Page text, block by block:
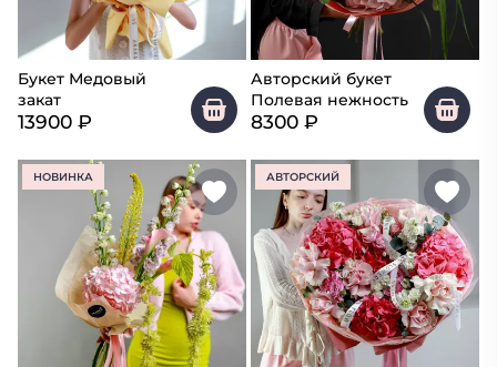
Букет Медовый
закат
13900 ₽
Авторский букет
Полевая нежность
8300 ₽
НОВИНКА АВТОРСКИЙ